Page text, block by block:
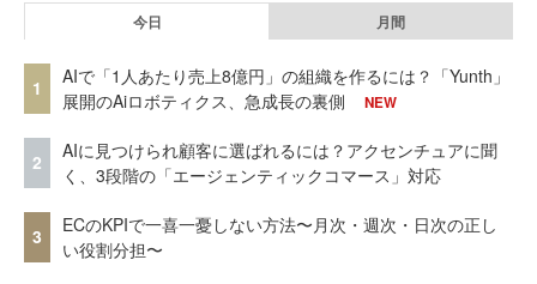
今日 月間
1
AIで「1人あたり売上8億円」の組織を作るには？「Yunth」
展開のAiロボティクス、急成長の裏側
NEW
2
AIに見つけられ顧客に選ばれるには？アクセンチュアに聞
く、3段階の「エージェンティックコマース」対応
3
ECのKPIで一喜一憂しない方法〜月次・週次・日次の正し
い役割分担〜